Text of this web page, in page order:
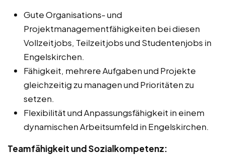
Gute Organisations- und
Projektmanagementfähigkeiten bei diesen
Vollzeitjobs, Teilzeitjobs und Studentenjobs in
Engelskirchen.
Fähigkeit, mehrere Aufgaben und Projekte
gleichzeitig zu managen und Prioritäten zu
setzen.
Flexibilität und Anpassungsfähigkeit in einem
dynamischen Arbeitsumfeld in Engelskirchen.
Teamfähigkeit und Sozialkompetenz: